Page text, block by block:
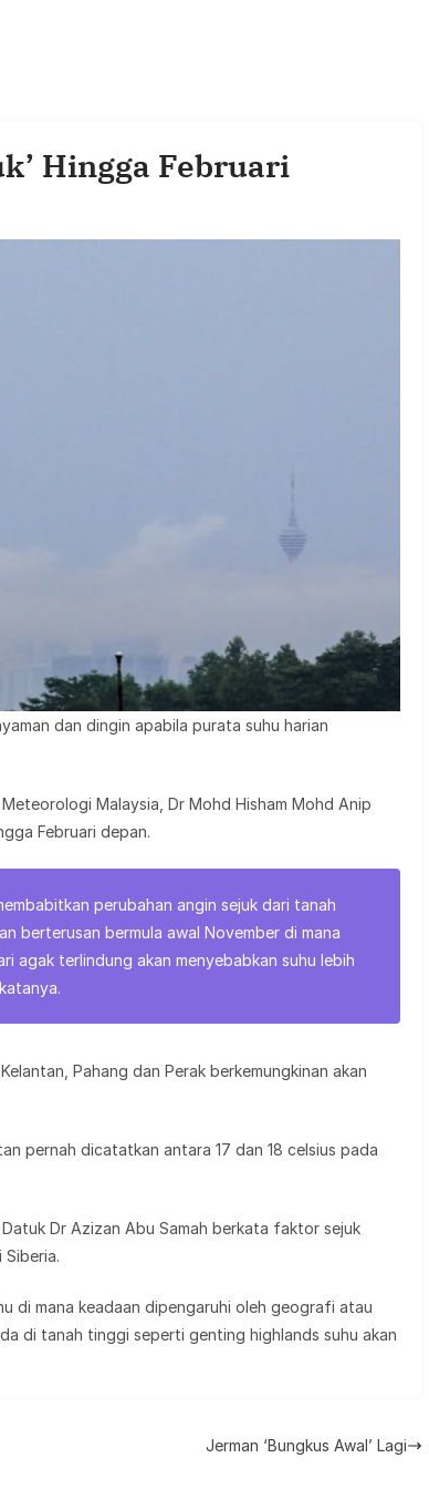
Hingga Februari
dan dingin apabila purata suhu harian
Malaysia, Dr Mohd Hisham Mohd Anip
Februari depan.
perubahan angin sejuk dari tanah
berterusan bermula awal November di mana
agak terlindung akan menyebabkan suhu lebih
Pahang dan Perak berkemungkinan akan
pernah dicatatkan antara 17 dan 18 celsius pada
Dr Azizan Abu Samah berkata faktor sejuk
di mana keadaan dipengaruhi oleh geografi atau
di tanah tinggi seperti genting highlands suhu akan
Jerman ‘Bungkus Awal’ Lagi